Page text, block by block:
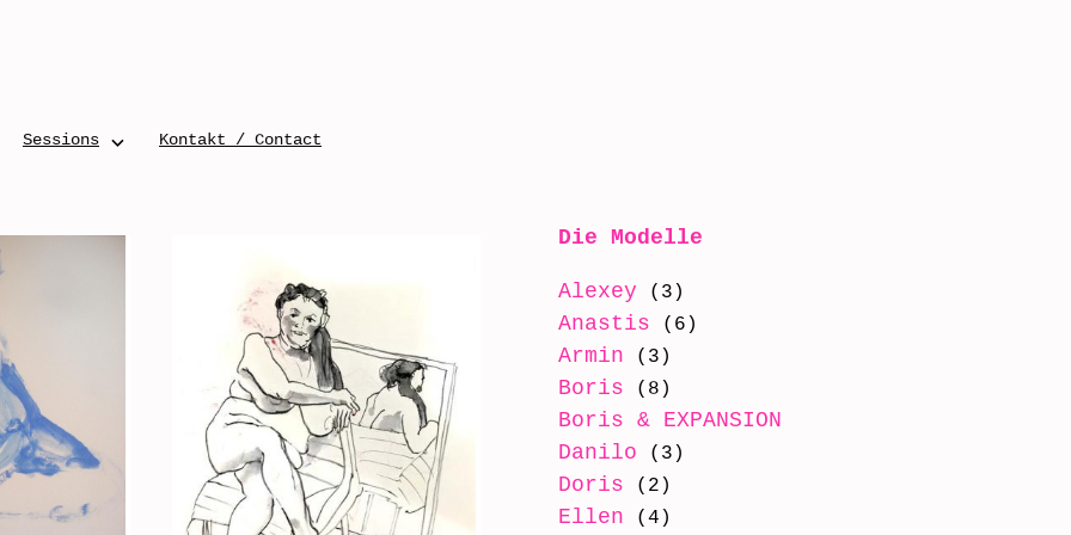
Sessions Kontakt / Contact
Die Modelle
Alexey (3)
Anastis (6)
Armin (3)
Boris (8)
Boris & EXPANSION
Danilo (3)
Doris (2)
Ellen (4)